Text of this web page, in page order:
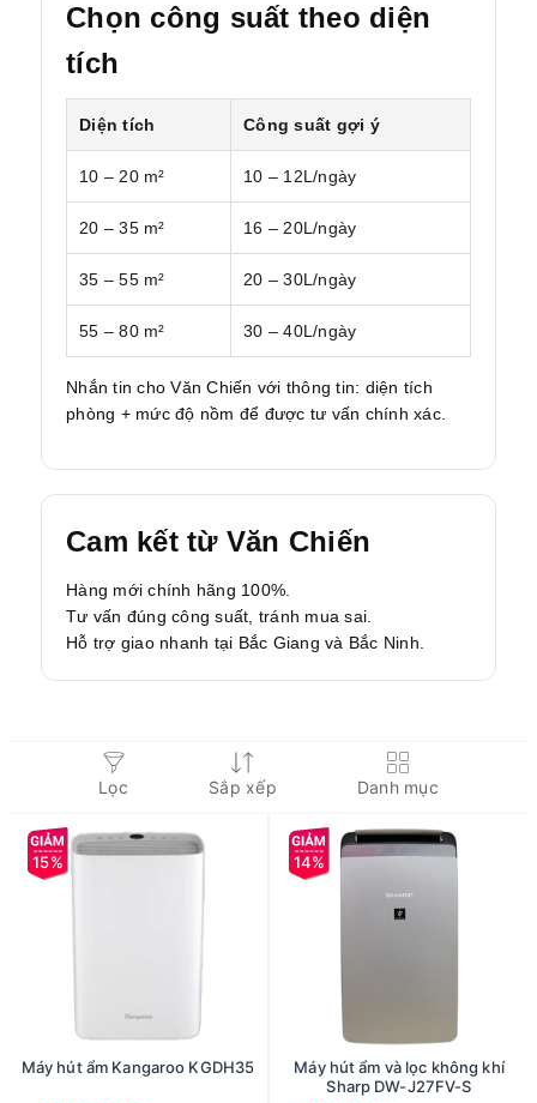
Chọn công suất theo diện
tích
Diện tích Công suất gợi ý
10 – 20 m² 10 – 12L/ngày
20 – 35 m² 16 – 20L/ngày
35 – 55 m² 20 – 30L/ngày
55 – 80 m² 30 – 40L/ngày
Nhắn tin cho Văn Chiến với thông tin: diện tích
phòng + mức độ nồm để được tư vấn chính xác.
Cam kết từ Văn Chiến
Hàng mới chính hãng 100%.
Tư vấn đúng công suất, tránh mua sai.
Hỗ trợ giao nhanh tại Bắc Giang và Bắc Ninh.
Lọc Sắp xếp Danh mục
15%
Máy hút ẩm Kangaroo KGDH35
14%
Máy hút ẩm và lọc không khí
Sharp DW-J27FV-S